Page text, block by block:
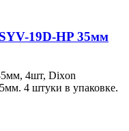
19D-HP 35мм
4шт, Dixon
4 штуки в упаковке.